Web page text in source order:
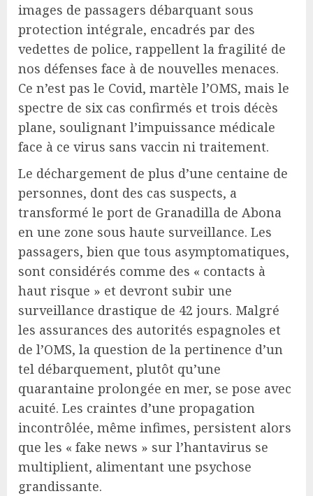
images de passagers débarquant sous
protection intégrale, encadrés par des
vedettes de police, rappellent la fragilité de
nos défenses face à de nouvelles menaces.
Ce n’est pas le Covid, martèle l’OMS, mais le
spectre de six cas confirmés et trois décès
plane, soulignant l’impuissance médicale
face à ce virus sans vaccin ni traitement.
Le déchargement de plus d’une centaine de
personnes, dont des cas suspects, a
transformé le port de Granadilla de Abona
en une zone sous haute surveillance. Les
passagers, bien que tous asymptomatiques,
sont considérés comme des « contacts à
haut risque » et devront subir une
surveillance drastique de 42 jours. Malgré
les assurances des autorités espagnoles et
de l’OMS, la question de la pertinence d’un
tel débarquement, plutôt qu’une
quarantaine prolongée en mer, se pose avec
acuité. Les craintes d’une propagation
incontrôlée, même infimes, persistent alors
que les « fake news » sur l’hantavirus se
multiplient, alimentant une psychose
grandissante.